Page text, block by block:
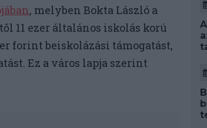
, melyben Bokta László a
11 ezer általános iskolás korú
forint beiskolázási támogatást,
Ez a város lapja szerint